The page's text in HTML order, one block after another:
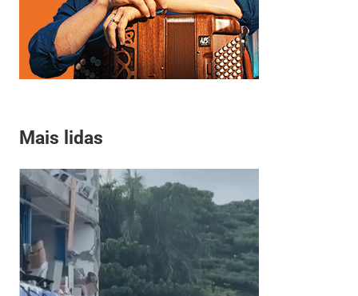
Mais lidas